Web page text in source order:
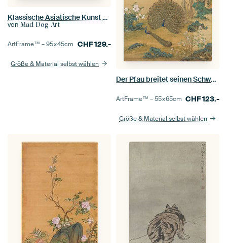
Klassische Asiatische Kunst des Qianlong Kaisers
von Mad Dog Art
ArtFrame™ –95×45cm CHF129.-
Größe & Material selbst wählen
Der Pfau breitet seinen Schwanz aus, Giuseppe Castiglione
ArtFrame™ –55×65cm CHF123.-
Größe & Material selbst wählen